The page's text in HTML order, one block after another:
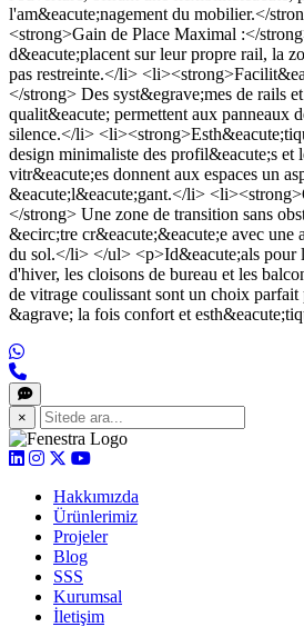
l'am&eacute;nagement du mobilier.</
<strong>Gain de Place Maximal :</
d&eacute;placent sur leur propre rail, la
pas restreinte.</li>
</strong> Des syst&egrave;mes de rails
qualit&eacute; permettent aux panneaux
silence.</li>
design minimaliste des profil&eacute;s et
vitr&eacute;es donnent aux espaces un
&eacute;l&eacute;gant.</li>
</strong> Une zone de transition sans
&ecirc;tre cr&eacute;&eacute;e avec une
du sol.</li> </ul> <p>Id&eacute;als pour
d'hiver, les cloisons de bureau et les
de vitrage coulissant sont un choix
&agrave; la fois confort et
×
Hakkımızda
Ürünlerimiz
Projeler
Blog
SSS
Kurumsal
İletişim